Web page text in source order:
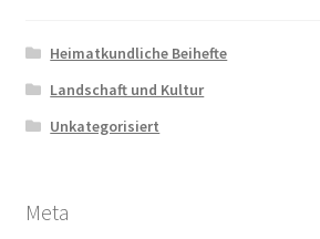
Heimatkundliche Beihefte
Landschaft und Kultur
Unkategorisiert
Meta